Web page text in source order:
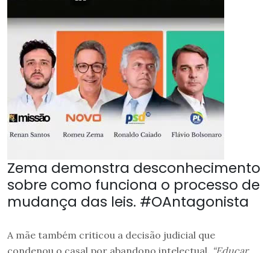
Zema demonstra desconhecimento
sobre como funciona o processo de
mudança das leis. #OAntagonista
A mãe também criticou a decisão judicial que